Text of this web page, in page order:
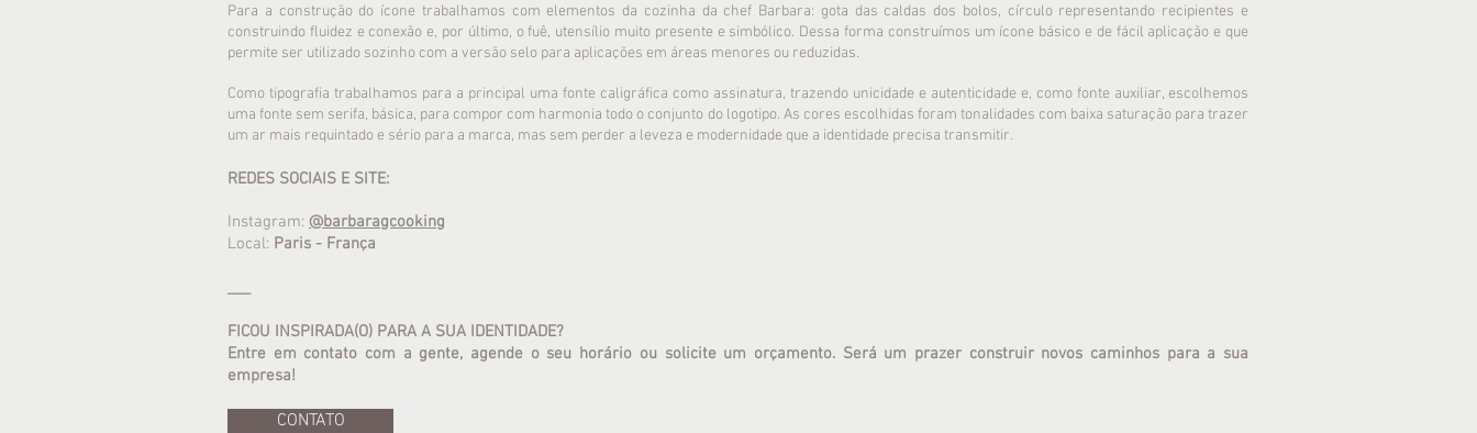
Para a construção do ícone trabalhamos com elementos da cozinha da chef Barbara: gota das caldas dos bolos, círculo representando recipientes e
construindo fluidez e conexão e, por último, o fuê, utensílio muito presente e simbólico. Dessa forma construímos um ícone básico e de fácil aplicação e que
permite ser utilizado sozinho com a versão selo para aplicações em áreas menores ou reduzidas.
Como tipografia trabalhamos para a principal uma fonte caligráfica como assinatura, trazendo unicidade e autenticidade e, como fonte auxiliar, escolhemos
uma fonte sem serifa, básica, para compor com harmonia todo o conjunto do logotipo. As cores escolhidas foram tonalidades com baixa saturação para trazer
um ar mais requintado e sério para a marca, mas sem perder a leveza e modernidade que a identidade precisa transmitir.
REDES SOCIAIS E SITE:
Instagram: @barbaragcooking
Local: Paris - França
FICOU INSPIRADA(O) PARA A SUA IDENTIDADE?
Entre em contato com a gente, agende o seu horário ou solicite um orçamento. Será um prazer construir novos caminhos para a sua
empresa!
CONTATO